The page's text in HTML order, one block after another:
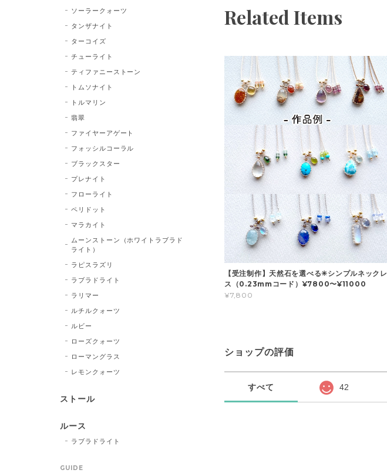
Related Items
【受注制作】天然石を選べる✳︎シンプルネックレ
ス（0.23mmコード）¥7800〜¥11000
¥7,800
ショップの評価
すべて 42
ソーラークォーツ
タンザナイト
ターコイズ
チューライト
ティファニーストーン
トムソナイト
トルマリン
翡翠
ファイヤーアゲート
フォッシルコーラル
ブラックスター
プレナイト
フローライト
ペリドット
マラカイト
ムーンストーン（ホワイトラブラド
ライト）
ラピスラズリ
ラブラドライト
ラリマー
ルチルクォーツ
ルビー
ローズクォーツ
ローマングラス
レモンクォーツ
ストール
ルース
ラブラドライト
GUIDE